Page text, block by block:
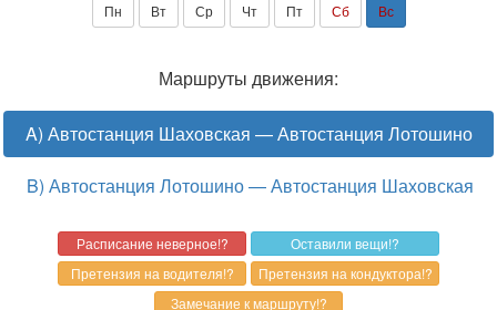
Пн Вт Ср Чт Пт Сб Вс
Маршруты движения:
A) Автостанция Шаховская — Автостанция Лотошино
B) Автостанция Лотошино — Автостанция Шаховская